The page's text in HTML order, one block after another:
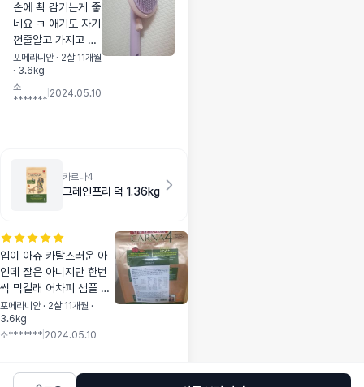
패드괜찮아요
손에 촥 감기는게 좋
네요 ㅋ 애기도 자기
껀줄알고 가지고 노
네요 색깔이 노란색
이 올줄 알았는데 연
보라. ㅋ 이것도 이
포메라니안 · 2살 11개월
· 3.6kg
소
*******
2024.05.10
카르나4
그레인프리 덕 1.36kg
입이 아쥬 카탈스러운 아
인데 잘은 아니지만 한번
씩 먹길래 어차피 샘플 주
문안되 본품주문했어요 유
통기한 넉넉하니 좋네요
포메라니안 · 2살 11개월 ·
3.6kg
소******* 2024.05.10